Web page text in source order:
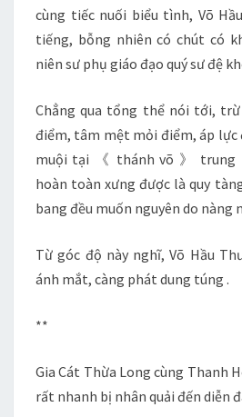
cùng tiếc nuối biểu tình, Võ
tiếng, bỗng nhiên có chút có
niên sư phụ giáo đạo quý sư đệ
Chẳng qua tổng thể nói tới,
điểm, tâm mệt mỏi điểm, áp
muội tại 《 thánh võ 》 trung
hoàn toàn xưng được là quy
bang đều muốn nguyên do nàng
Từ góc độ này nghĩ, Võ Hầu
ánh mắt, càng phát dung túng .
**
Gia Cát Thừa Long cùng Thanh
rất nhanh bị nhân quải đến diễn